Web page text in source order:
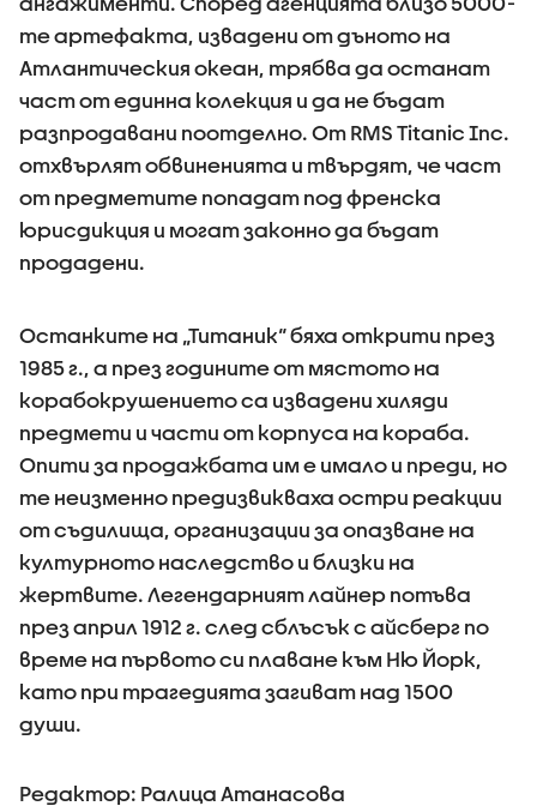
те артефакта, извадени от дъното на
Атлантическия океан, трябва да останат
част от единна колекция и да не бъдат
разпродавани поотделно. От RMS Titanic Inc.
отхвърлят обвиненията и твърдят, че част
от предметите попадат под френска
юрисдикция и могат законно да бъдат
продадени.
Останките на „Титаник“ бяха открити през
1985 г., а през годините от мястото на
корабокрушението са извадени хиляди
предмети и части от корпуса на кораба.
Опити за продажбата им е имало и преди, но
те неизменно предизвикваха остри реакции
от съдилища, организации за опазване на
културното наследство и близки на
жертвите. Легендарният лайнер потъва
през април 1912 г. след сблъсък с айсберг по
време на първото си плаване към Ню Йорк,
като при трагедията загиват над 1500
души.
Редактор: Ралица Атанасова